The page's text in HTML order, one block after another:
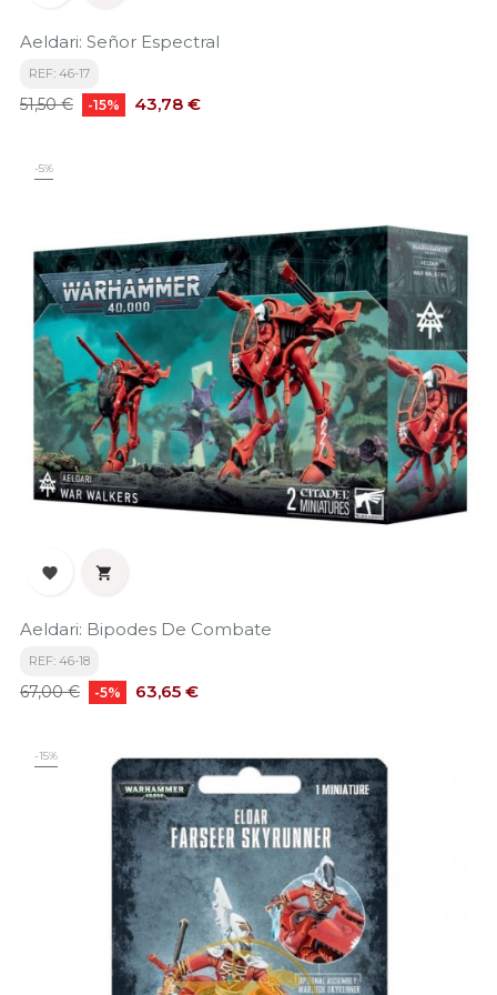
Aeldari: Señor Espectral
REF: 46-17
Precio
51,50 € -15% Precio
43,78 €
-5%
 
Aeldari: Bipodes De Combate
REF: 46-18
Precio
67,00 € -5% Precio
63,65 €
-15%